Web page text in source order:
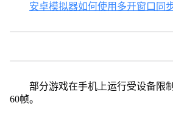
安卓模拟器如何使用多开窗口同
部分游戏在手机上运行受设备限
60帧。